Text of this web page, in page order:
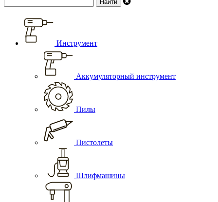
Инструмент
Аккумуляторный инструмент
Пилы
Пистолеты
Шлифмашины